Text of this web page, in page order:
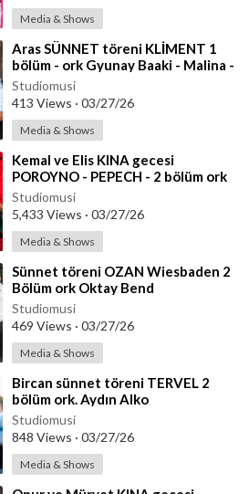
Media & Shows
⁣Aras SÜNNET töreni KLİMENT 1
bölüm - ork Gyunay Baaki - Malina -
İco Tigara
Studiomusi
413 Views · 03/27/26
Media & Shows
⁣Kemal ve Elis KINA gecesi
POROYNO - PEPECH - 2 bölüm ork
Parlament , Sali Okka, Okka, Fiki,
Emrah
Studiomusi
5,433 Views · 03/27/26
Media & Shows
⁣Sünnet töreni OZAN Wiesbaden 2
Bölüm ork Oktay Bend
Studiomusi
469 Views · 03/27/26
Media & Shows
⁣Bircan sünnet töreni TERVEL 2
bölüm ork. Aydın Alko
Studiomusi
848 Views · 03/27/26
Media & Shows